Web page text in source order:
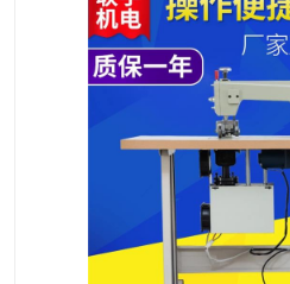
高频压花压标机
泡壳包装封口机